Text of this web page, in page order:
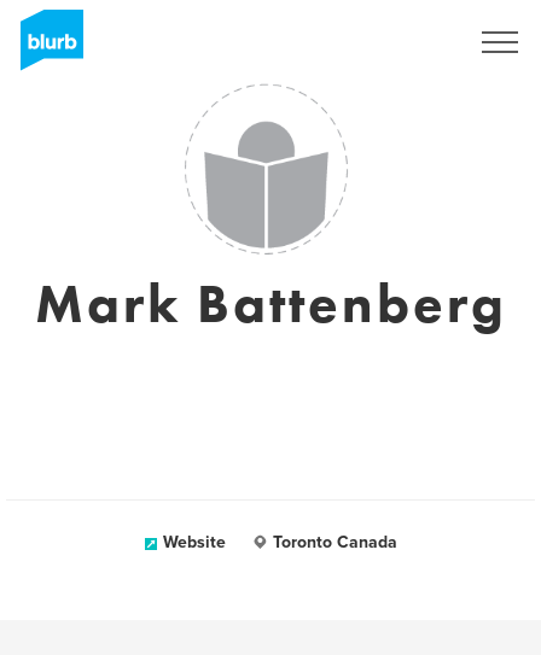
Mark Battenberg
Website Toronto Canada